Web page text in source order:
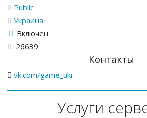
Public
Украина
Включен
26639
Контакты
vk.com/game_ukr
Услуги